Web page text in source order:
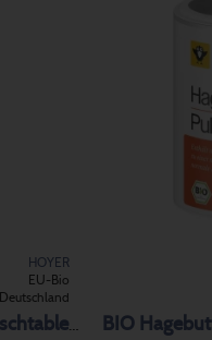
HOYER
EU-Bio
Deutschland
BIO